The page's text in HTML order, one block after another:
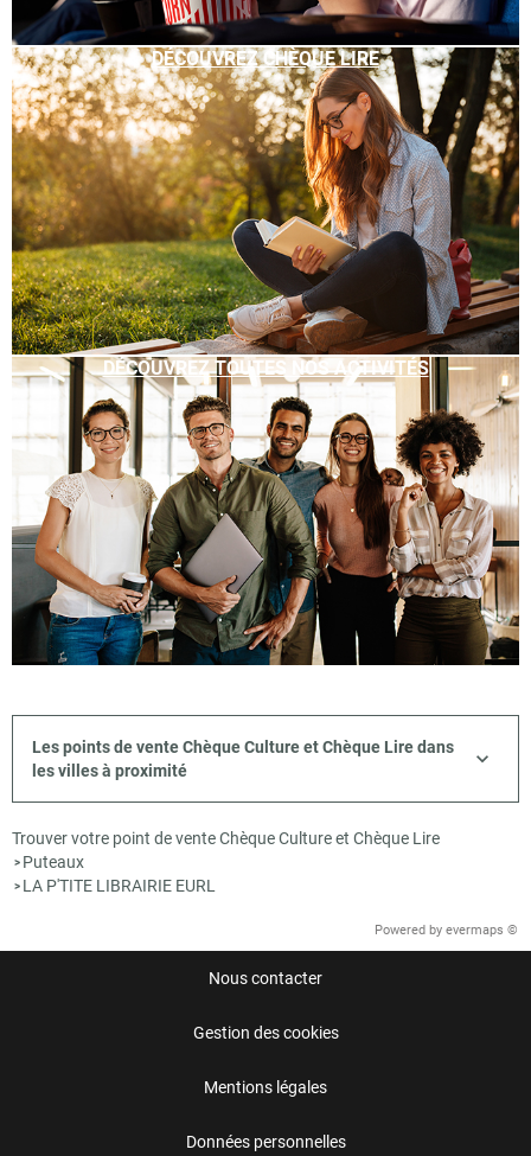
DÉCOUVREZ CHÈQUE LIRE
DÉCOUVREZ TOUTES NOS ACTIVITÉS
Les points de vente Chèque Culture et Chèque Lire dans
les villes à proximité
Trouver votre point de vente Chèque Culture et Chèque Lire
> Puteaux
> LA P'TITE LIBRAIRIE EURL
Powered by evermaps ©
Nous contacter
Gestion des cookies
Mentions légales
Données personnelles